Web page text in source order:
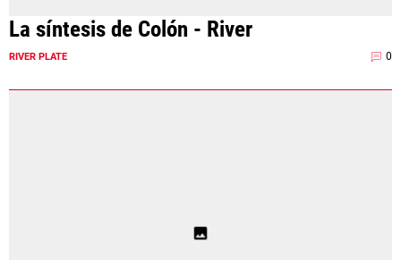
La síntesis de Colón - River
RIVER PLATE 0